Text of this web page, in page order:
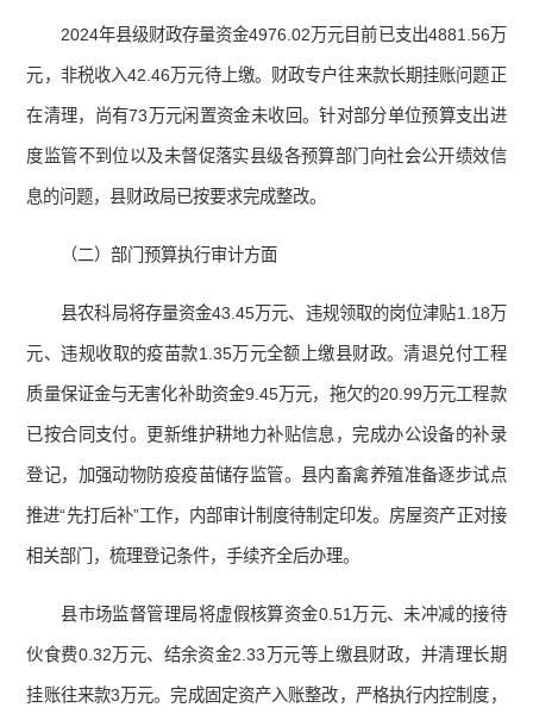
2024年县级财政存量资金4976.02万元目前已支出4881.56万
元，非税收入42.46万元待上缴。财政专户往来款长期挂账问题正
在清理，尚有73万元闲置资金未收回。针对部分单位预算支出进
度监管不到位以及未督促落实县级各预算部门向社会公开绩效信
息的问题，县财政局已按要求完成整改。
（二）部门预算执行审计方面
县农科局将存量资金43.45万元、违规领取的岗位津贴1.18万
元、违规收取的疫苗款1.35万元全额上缴县财政。清退兑付工程
质量保证金与无害化补助资金9.45万元，拖欠的20.99万元工程款
已按合同支付。更新维护耕地力补贴信息，完成办公设备的补录
登记，加强动物防疫疫苗储存监管。县内畜禽养殖准备逐步试点
推进“先打后补”工作，内部审计制度待制定印发。房屋资产正对接
相关部门，梳理登记条件，手续齐全后办理。
县市场监督管理局将虚假核算资金0.51万元、未冲减的接待
伙食费0.32万元、结余资金2.33万元等上缴县财政，并清理长期
挂账往来款3万元。完成固定资产入账整改，严格执行内控制度，